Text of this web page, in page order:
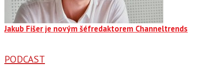
Jakub Fišer je novým šéfredaktorem Channeltrends
PODCAST